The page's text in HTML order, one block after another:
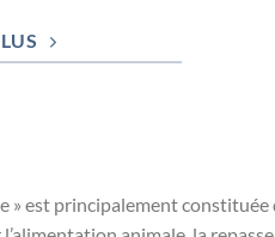
» est principalement constituée